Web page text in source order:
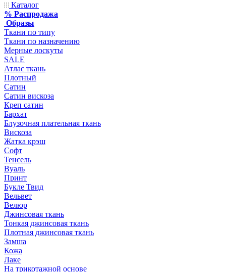
Каталог
% Распродажа
Образы
Ткани по типу
Ткани по назначению
Мерные лоскуты
SALE
Атлас ткань
Плотный
Сатин
Сатин вискоза
Креп сатин
Бархат
Блузочная плательная ткань
Вискоза
Жатка крэш
Софт
Тенсель
Вуаль
Принт
Букле Твид
Вельвет
Велюр
Джинсовая ткань
Тонкая джинсовая ткань
Плотная джинсовая ткань
Замша
Кожа
Лаке
На трикотажной основе